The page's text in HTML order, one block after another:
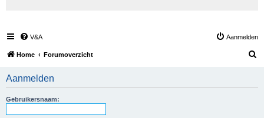
V&A Aanmelden
Home Forumoverzicht
Aanmelden
Gebruikersnaam: